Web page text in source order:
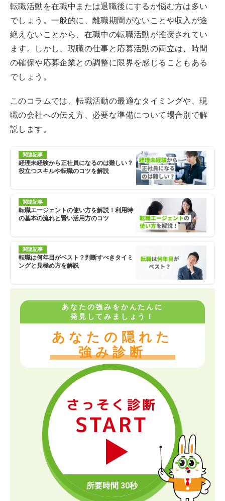
転職活動を在職中または退職後にするか悩む方は多い
でしょう。一般的に、離職期間がないことや収入が途
絶えないことから、在職中の転職活動が推奨されてい
ます。しかし、現職の仕事と応募活動の両立は、時間
の確保や応募企業との調整に限界を感じることもある
でしょう。
このコラムでは、転職活動の最適なタイミングや、現
職の会社への伝え方、必要な準備について場合別で解
説します。
関連記事
経理未経験から正社員になるのは難しい？
役立つスキルや転職のコツを解説
関連記事
転職エージェントの使い方を解説！利用時
の基本の流れと賢い活用方のコツ
関連記事
転職は何年目がベスト？判断すべきタイミ
ングと見極め方を解説
あなたの強みをかんたんに
発見してみましょう！
あなたの隠れた
強み診断
さっそく診断
START